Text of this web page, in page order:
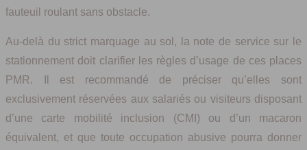
fauteuil roulant sans obstacle.
Au-delà du strict marquage au sol, la note de service sur le
stationnement doit clarifier les règles d’usage de ces places
PMR. Il est recommandé de préciser qu’elles sont
exclusivement réservées aux salariés ou visiteurs disposant
d’une carte mobilité inclusion (CMI) ou d’un macaron
équivalent, et que toute occupation abusive pourra donner